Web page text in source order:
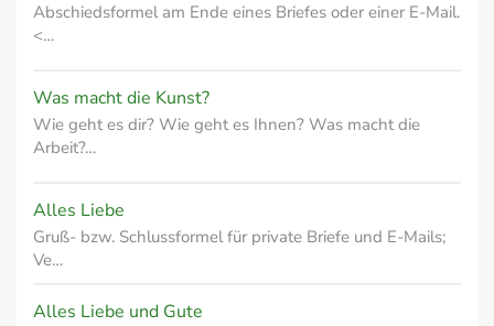
Abschiedsformel am Ende eines Briefes oder einer E-Mail.
<…
Was macht die Kunst?
Wie geht es dir? Wie geht es Ihnen? Was macht die
Arbeit?…
Alles Liebe
Gruß- bzw. Schlussformel für private Briefe und E-Mails;
Ve…
Alles Liebe und Gute